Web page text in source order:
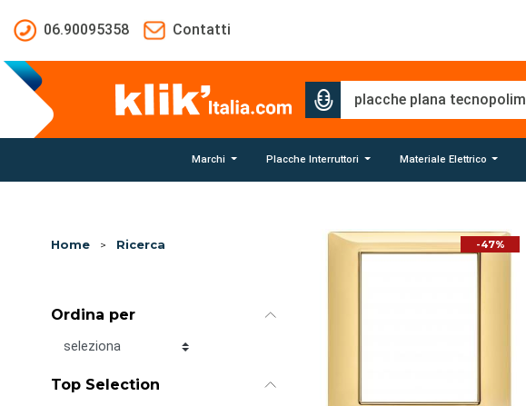
06.90095358
Contatti
Marchi Placche Interruttori Materiale Elettrico
Home > Ricerca
Ordina per
Ordina per
Top Selection
-47%